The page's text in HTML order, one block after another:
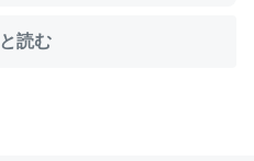
読む